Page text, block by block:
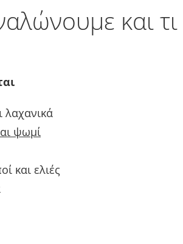
και τι
λαχανικά
ψωμί
και ελιές